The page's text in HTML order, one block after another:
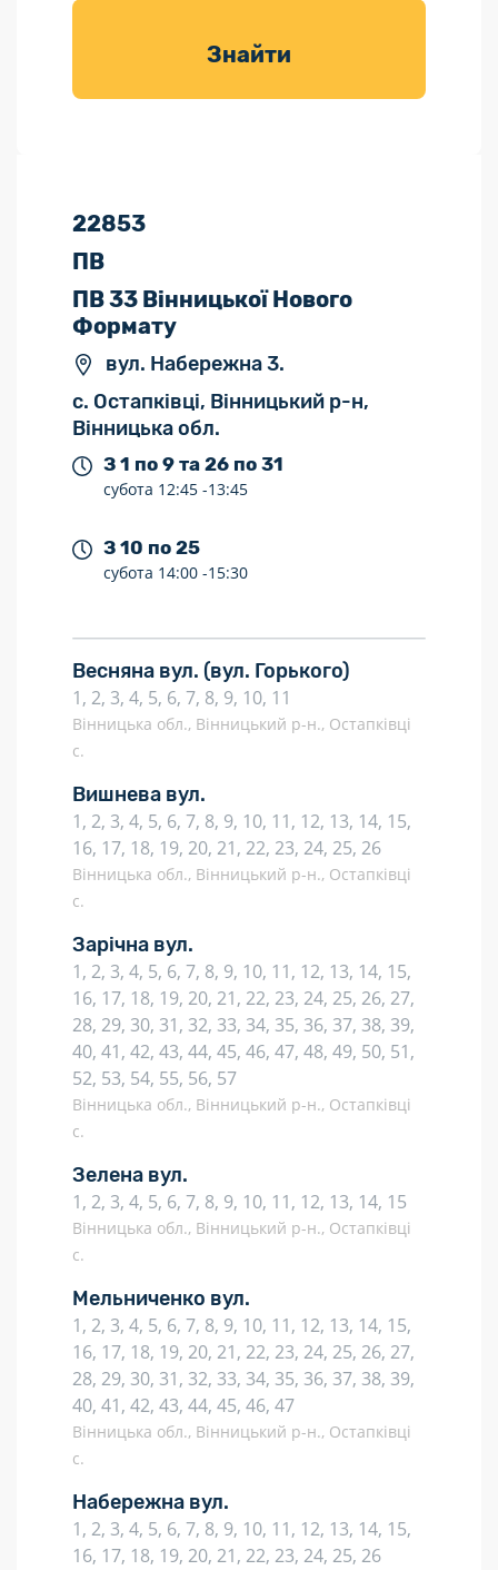
товарів для
Знайти
22853
ПВ
ПВ 33 Вінницької Нового
Формату
вул. Набережна 3.
с. Остапківці, Вінницький р-н,
Вінницька обл.
З 1 по 9 та 26 по 31
субота 12:45 -13:45
З 10 по 25
субота 14:00 -15:30
Весняна вул. (вул. Горького)
1, 2, 3, 4, 5, 6, 7, 8, 9, 10, 11
Вінницька обл., Вінницький р-н., Остапківці
с.
Вишнева вул.
1, 2, 3, 4, 5, 6, 7, 8, 9, 10, 11, 12, 13, 14, 15,
16, 17, 18, 19, 20, 21, 22, 23, 24, 25, 26
Вінницька обл., Вінницький р-н., Остапківці
с.
Зарічна вул.
1, 2, 3, 4, 5, 6, 7, 8, 9, 10, 11, 12, 13, 14, 15,
16, 17, 18, 19, 20, 21, 22, 23, 24, 25, 26, 27,
28, 29, 30, 31, 32, 33, 34, 35, 36, 37, 38, 39,
40, 41, 42, 43, 44, 45, 46, 47, 48, 49, 50, 51,
52, 53, 54, 55, 56, 57
Вінницька обл., Вінницький р-н., Остапківці
с.
Зелена вул.
1, 2, 3, 4, 5, 6, 7, 8, 9, 10, 11, 12, 13, 14, 15
Вінницька обл., Вінницький р-н., Остапківці
с.
Мельниченко вул.
1, 2, 3, 4, 5, 6, 7, 8, 9, 10, 11, 12, 13, 14, 15,
16, 17, 18, 19, 20, 21, 22, 23, 24, 25, 26, 27,
28, 29, 30, 31, 32, 33, 34, 35, 36, 37, 38, 39,
40, 41, 42, 43, 44, 45, 46, 47
Вінницька обл., Вінницький р-н., Остапківці
с.
Набережна вул.
1, 2, 3, 4, 5, 6, 7, 8, 9, 10, 11, 12, 13, 14, 15,
16, 17, 18, 19, 20, 21, 22, 23, 24, 25, 26